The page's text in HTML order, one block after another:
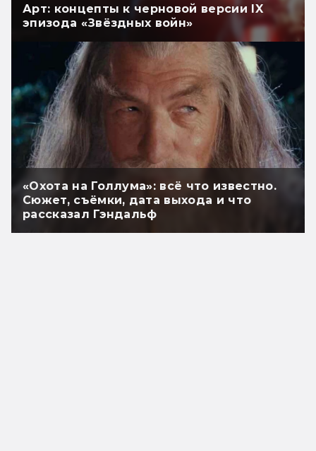
Арт: концепты к черновой версии IX
эпизода «Звёздных войн»
«Охота на Голлума»: всё что известно.
Сюжет, съёмки, дата выхода и что
рассказал Гэндальф